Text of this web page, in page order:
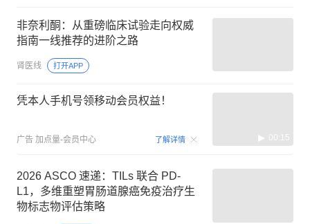
非奈利酮：从重磅临床试验走向权威
指南一线推荐的进阶之路
肾医线 打开APP
凭本人手机号领移动会员权益！
广告 加点量-会员中心 了解详情 00:15
2026 ASCO 速递：TILs 联合 PD-
L1，多维重塑胃肠道腺癌免疫治疗生
物标志物评估策略